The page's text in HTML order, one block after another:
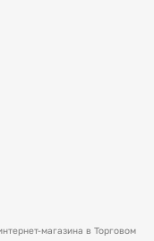
магазина в Торговом